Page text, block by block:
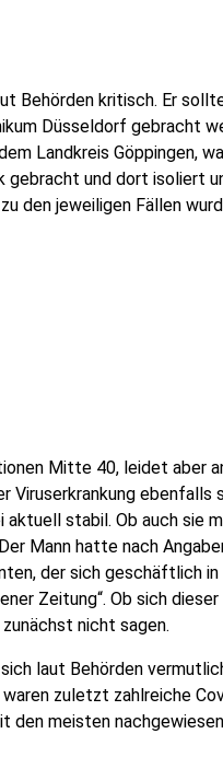
Behörden kritisch. Er
Düsseldorf gebracht
Landkreis Göppingen,
gebracht und dort isoliert
den jeweiligen Fällen
Mitte 40, leidet aber
Viruserkrankung ebenfalls
stabil. Ob auch sie
Mann hatte nach
der sich geschäftlich
Zeitung“. Ob sich dieser
nicht sagen.
laut Behörden
zuletzt zahlreiche
meisten